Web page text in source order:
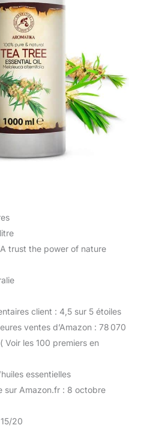
trust the power of nature
client : 4,5 sur 5 étoiles
ventes d’Amazon : 78 070
Voir les 100 premiers en
essentielles
sur Amazon.fr : 8 octobre
20